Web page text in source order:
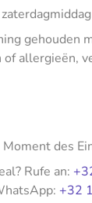
gehouden
allergieën,
des
Rufe an:
+32